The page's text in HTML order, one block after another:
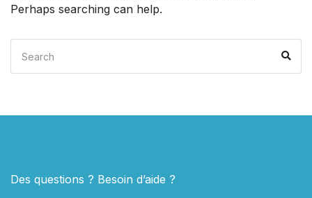
Perhaps searching can help.
for:
Des questions ? Besoin d’aide ?